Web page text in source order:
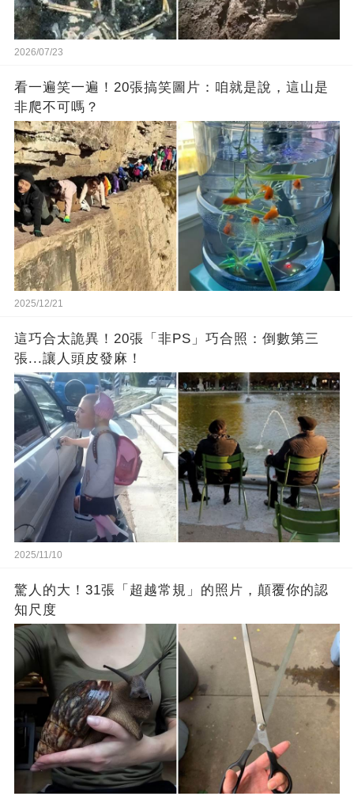
2026/07/23
看一遍笑一遍！20張搞笑圖片：咱就是說，這山是
非爬不可嗎？
2025/12/21
這巧合太詭異！20張「非PS」巧合照：倒數第三
張...讓人頭皮發麻！
2025/11/10
驚人的大！31張「超越常規」的照片，顛覆你的認
知尺度